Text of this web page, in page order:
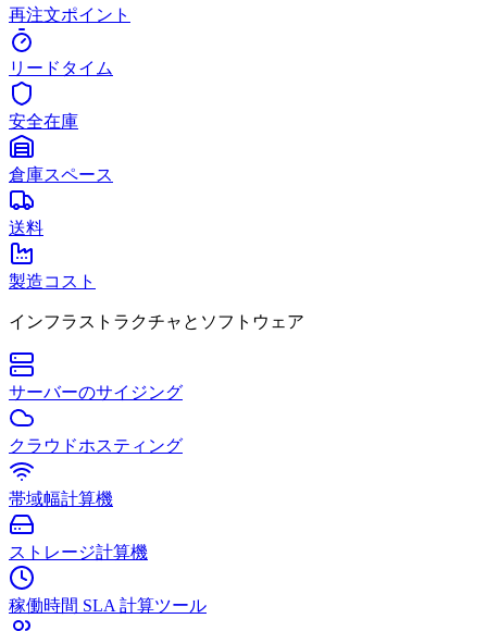
再注文ポイント
リードタイム
安全在庫
倉庫スペース
送料
製造コスト
インフラストラクチャとソフトウェア
サーバーのサイジング
クラウドホスティング
帯域幅計算機
ストレージ計算機
稼働時間 SLA 計算ツール